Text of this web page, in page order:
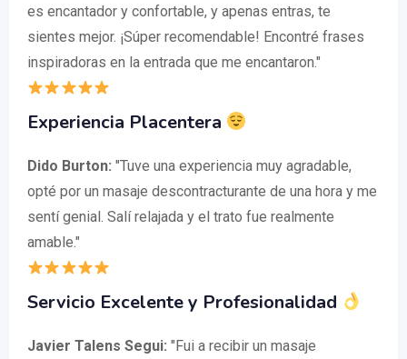
es encantador y confortable, y apenas entras, te
sientes mejor. ¡Súper recomendable! Encontré frases
inspiradoras en la entrada que me encantaron."
Experiencia Placentera
Dido Burton: "Tuve una experiencia muy agradable,
opté por un masaje descontracturante de una hora y me
sentí genial. Salí relajada y el trato fue realmente
amable."
Servicio Excelente y Profesionalidad
Javier Talens Segui: "Fui a recibir un masaje